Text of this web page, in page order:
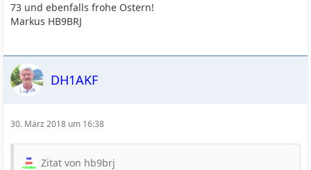
73 und ebenfalls frohe Ostern!
Markus HB9BRJ
DH1AKF
30. März 2018 um 16:38
Zitat von hb9brj